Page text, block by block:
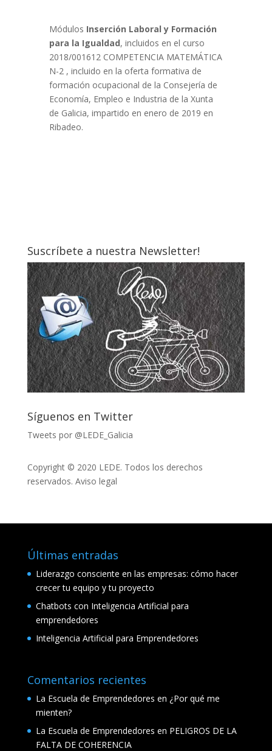
Módulos Inserción Laboral y Formación
para la Igualdad, incluidos en el curso
2018/001612 COMPETENCIA MATEMÁTICA
N-2 , incluido en la oferta formativa de
formación ocupacional de la Consejería de
Economía, Empleo e Industria de la Xunta
de Galicia, impartido en enero de 2019 en
Ribadeo.
Suscríbete a nuestra Newsletter!
Síguenos en Twitter
Tweets por @LEDE_Galicia
Copyright © 2020 LEDE. Todos los derechos
reservados. Aviso legal
Últimas entradas
Liderazgo consciente en las empresas: cómo hacer
crecer tu equipo y tu proyecto
Chatbots con Inteligencia Artificial para
emprendedores
Inteligencia Artificial para Emprendedores
Comentarios recientes
La Escuela de Emprendedores en ¿Por qué me
mienten?
La Escuela de Emprendedores en PELIGROS DE LA
FALTA DE COHERENCIA